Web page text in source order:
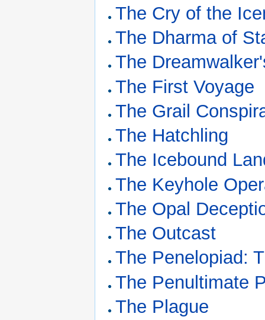
The Cry of the
The Dharma of
The
The First Voyage
The Grail
The Hatchling
The Icebound
The Keyhole
The Opal
The Outcast
The Penelopiad:
The Penultimate
The Plague